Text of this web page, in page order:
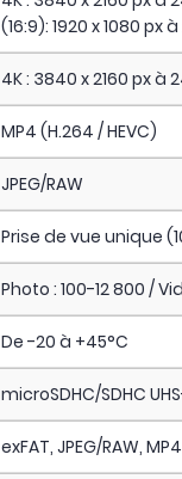
(16:9): 1920 x 1080
4K : 3840 x 2160 px
MP4 (H.264 / HEVC)
JPEG/RAW
Prise de vue unique
Photo : 100-12 800 /
De -20 à +45°C
microSDHC/SDHC
exFAT, JPEG/RAW,